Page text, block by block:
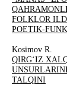
FOLKLOR
POETIK-
Kosimov R.
QIRG‘IZ
TALQINI